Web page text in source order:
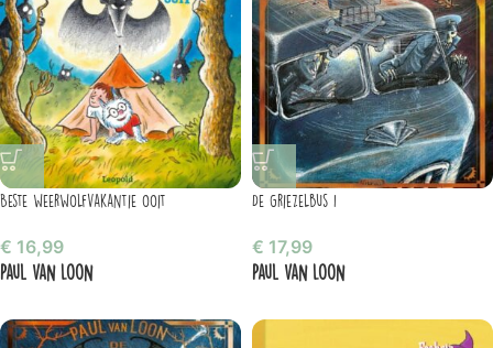
Beste weerwolfvakantie ooit
€ 16,99
Paul van Loon
De Griezelbus 1
€ 17,99
Paul van Loon